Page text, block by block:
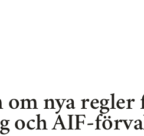
nya regler
och AIF-